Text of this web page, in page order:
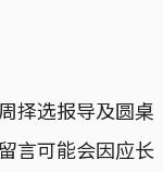
择选报导及圆桌
言可能会因应长